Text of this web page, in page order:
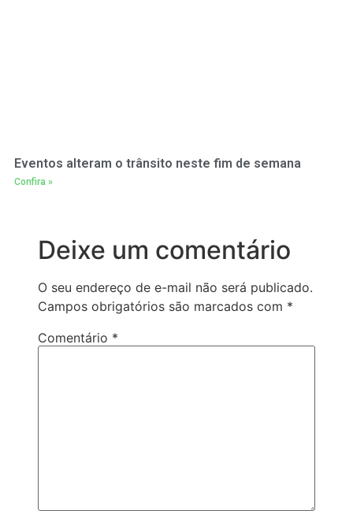
Eventos alteram o trânsito neste fim de semana
Confira »
Deixe um comentário
O seu endereço de e-mail não será publicado.
Campos obrigatórios são marcados com *
Comentário *